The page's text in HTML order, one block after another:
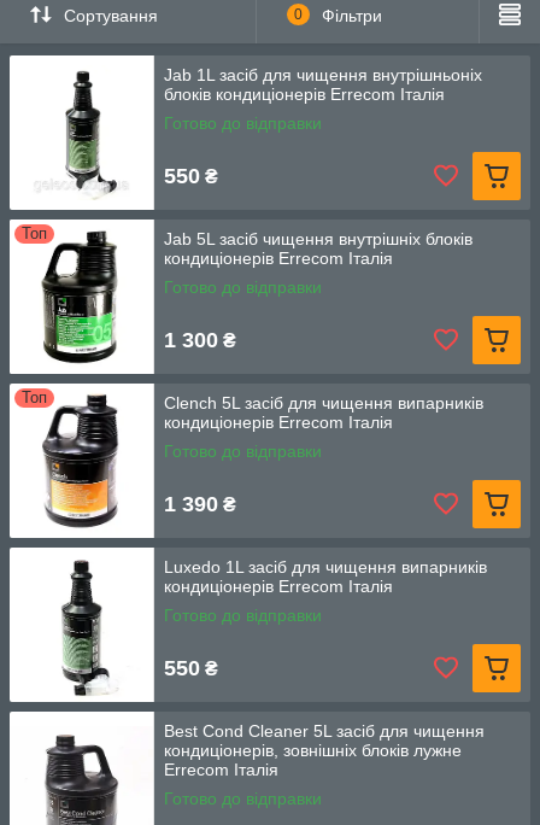
Сортування 0 Фільтри
Jab 1L засіб для чищення внутрішньоніх
блоків кондиціонерів Errecom Італія
Готово до відправки
550 ₴
Топ
Jab 5L засіб чищення внутрішніх блоків
кондиціонерів Errecom Італія
Готово до відправки
1 300 ₴
Топ
Clench 5L засіб для чищення випарників
кондиціонерів Errecom Італія
Готово до відправки
1 390 ₴
Luxedo 1L засіб для чищення випарників
кондиціонерів Errecom Італія
Готово до відправки
550 ₴
Best Cond Cleaner 5L засіб для чищення
кондиціонерів, зовнішніх блоків лужне
Errecom Італія
Готово до відправки